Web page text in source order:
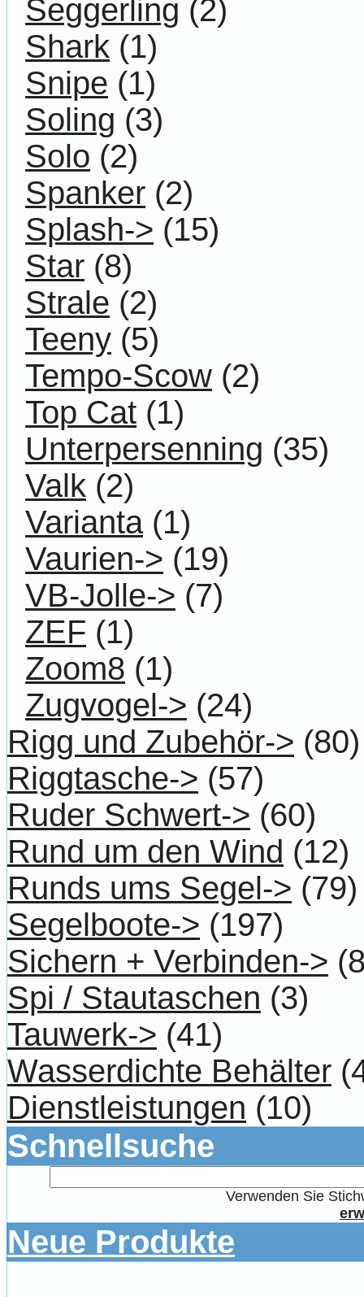
Seggerling (2)
Shark (1)
Snipe (1)
Soling (3)
Solo (2)
Spanker (2)
Splash-> (15)
Star (8)
Strale (2)
Teeny (5)
Tempo-Scow (2)
Top Cat (1)
Unterpersenning (35)
Valk (2)
Varianta(1)
Vaurien-> (19)
VB-Jolle-> (7)
ZEF (1)
Zoom8 (1)
Zugvogel-> (24)
Rigg und Zubehör-> (80)
Riggtasche-> (57)
Ruder Schwert-> (60)
Rund um den Wind (12)
Runds ums Segel-> (79)
Segelboote-> (197)
Sichern + Verbinden->
Spi / Stautaschen (3)
Tauwerk-> (41)
Wasserdichte Behälter
Dienstleistungen (10)
Schnellsuche
Verwenden Sie
Neue Produkte